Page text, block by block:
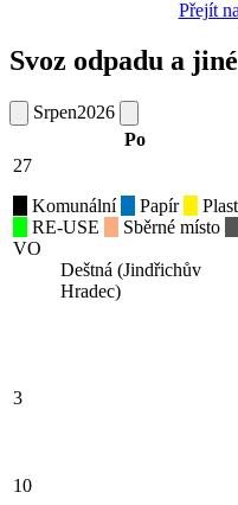
Přejít
Svoz odpadu a
Srpen2026
Po
27
Komunální
Papír
Plast
RE-USE
Sběrné místo
VO
Deštná (Jindřichův
Hradec)
3
10